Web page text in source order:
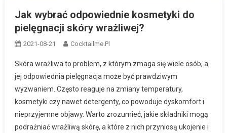
Jak wybrać odpowiednie kosmetyki do
pielęgnacji skóry wrażliwej?
2021-08-21 Cocktailme.pl
Skóra wrażliwa to problem, z którym zmaga się wiele osób, a
jej odpowiednia pielęgnacja może być prawdziwym
wyzwaniem. Często reaguje na zmiany temperatury,
kosmetyki czy nawet detergenty, co powoduje dyskomfort i
nieprzyjemne objawy. Warto zrozumieć, jakie składniki mogą
podrażniać wrażliwą skórę, a które z nich przyniosą ukojenie i